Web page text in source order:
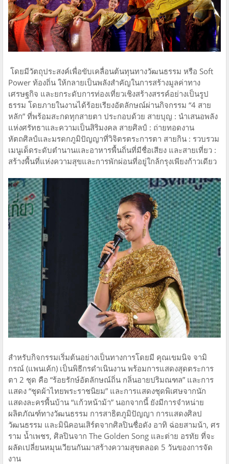
โดยมีวัตถุประสงค์เพื่อขับเคลื่อนต้นทุนทางวัฒนธรรม หรือ Soft
Power ท้องถิ่น ให้กลายเป็นพลังสำคัญในการสร้างมูลค่าทาง
เศรษฐกิจ และยกระดับการท่องเที่ยวเชิงสร้างสรรค์อย่างเป็นรูป
ธรรม โดยภายในงานได้ร้อยเรียงอัตลักษณ์ผ่านกิจกรรม “4 สาย
หลัก” ที่พร้อมสะกดทุกสายตา ประกอบด้วย สายบุญ : นำเสนอพลัง
แห่งศรัทธาและความเป็นสิริมงคล สายศิลป์ : ถ่ายทอดงาน
หัตถศิลป์และมรดกภูมิปัญญาที่วิจิตรตระการตา สายกิน : รวบรวม
เมนูเด็ดระดับตำนานและอาหารพื้นถิ่นที่มีชื่อเสียง และสายเที่ยว :
สร้างพื้นที่แห่งความสุขและการพักผ่อนที่อยู่ใกล้กรุงเพียงก้าวเดียว
สำหรับกิจกรรมเริ่มต้นอย่างเป็นทางการโดยมี คุณเขมนิจ จามิ
กรณ์ (แพนเค้ก) เป็นพิธีกรดำเนินงาน พร้อมการแสดงสุดตระการ
ตา 2 ชุด คือ “ร้อยรักษ์อัตลักษณ์ถิ่น กลิ่นอายปริมณฑล” และการ
แสดง “ชุดผ้าไทยพระราชนิยม” และการแสดงชุดพิเศษจากนัก
แสดงละครพื้นบ้าน “แก้วหน้าม้า” นอกจากนี้ ยังมีการจำหน่าย
ผลิตภัณฑ์ทางวัฒนธรรม การสาธิตภูมิปัญญา การแสดงศิลป
วัฒนธรรม และมินิคอนเสิร์ตจากศิลปินชื่อดัง อาทิ ฉ่อยสามน้า, ศร
ราม น้ำเพชร, ศิลปินจาก The Golden Song และต่าย อรทัย ที่จะ
ผลัดเปลี่ยนหมุนเวียนกันมาสร้างความสุขตลอด 5 วันของการจัด
งาน